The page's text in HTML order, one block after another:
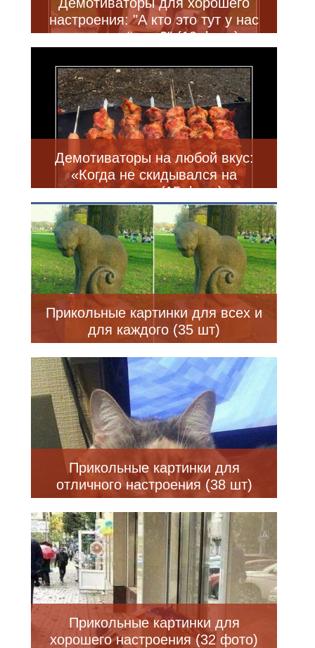
настроения: "А кто это тут у нас
не пристёгнут?" (12 фото)
Демотиваторы на любой вкус:
«Когда не скидывался на
шашлыки» (15 фото)
Прикольные картинки для всех и
для каждого (35 шт)
Прикольные картинки для
отличного настроения (38 шт)
Прикольные картинки для
хорошего настроения (32 фото)